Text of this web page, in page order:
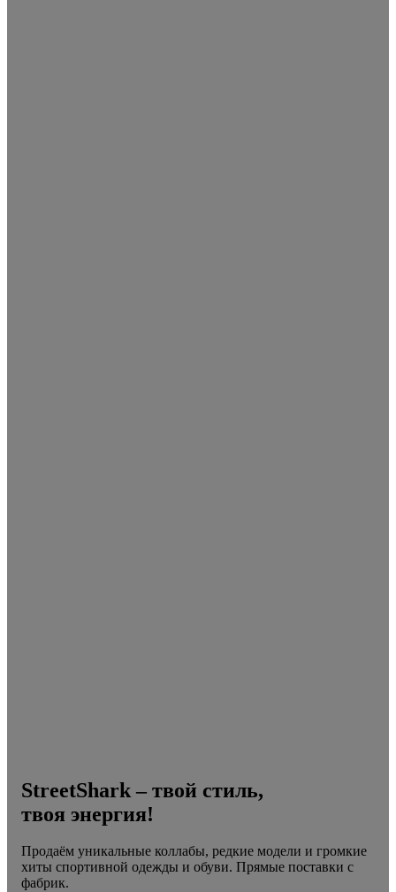
StreetShark – твой стиль,
твоя энергия!
Продаём уникальные коллабы, редкие модели и громкие
хиты спортивной одежды и обуви. Прямые поставки с
фабрик.